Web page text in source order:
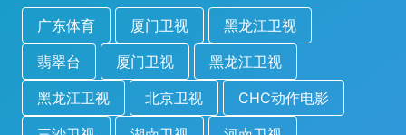
广东体育 厦门卫视
黑龙江卫视
翡翠台
厦门卫视
黑龙江卫视
黑龙江卫视
北京卫视
CHC动作电影